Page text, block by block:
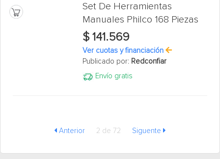
Set De Herramientas
Manuales Philco 168 Piezas
$ 141.569
Ver cuotas y financiación
Publicado por: Redconfiar
Envío gratis
Anterior 2 de 72 Siguente